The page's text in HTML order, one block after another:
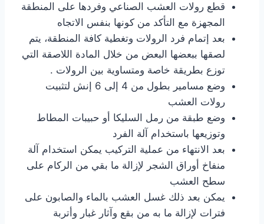
قطع رولات العشب الصناعي وفردها على المنطقة
المجهزة مع التأكد من كونها بنفس الاتجاه
بعد إتمام فرد الرولات وتغطية كافة المنطقة، يتم
لصقها ببعضها البعض من خلال المادة اللاصقة التي
توزع بطريقة خاصة ومتساوية بين الرولات .
وضع مسامير بطول من 4 إلى 6 إنش لتثبيت
رولات العشب
وضع طبقة من رمل السليكا أو حبيبات المطاط
وتوزيعها باستخدام آلة الفرد
بعد الانتهاء من عملية التركيب يمكن استخدام آلة
منفاخ أوراق الشجر لإزالة ما بقي من الركام على
سطح العشب
يمكن بعد ذلك غسل العشب بالماء والصابون على
فترات لإزالة ما به من بقع وآثار غبار وأتربة